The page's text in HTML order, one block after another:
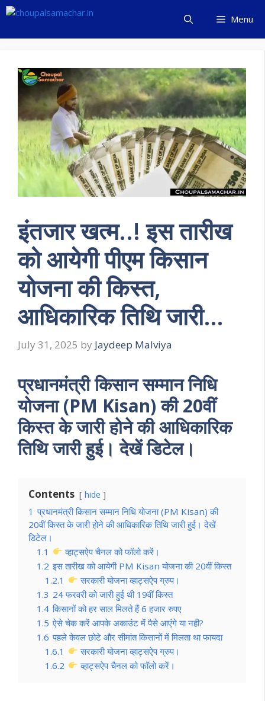
Skip
content
Menu
इंतजार खत्म..! इस तारीख
को आयेगी पीएम किसान
योजना की किस्त,
आधिकारिक तिथि जारी…
July 31, 2025 by Jaydeep Malviya
प्रधानमंत्री किसान सम्मान निधि
योजना (PM Kisan) की 20वीं
किस्त के जारी होने की आधिकारिक
तिथि जारी हुई। देखें डिटेल।
Contents hide
1 प्रधानमंत्री किसान सम्मान निधि योजना (PM Kisan) की
20वीं किस्त के जारी होने की आधिकारिक तिथि जारी हुई। देखें
डिटेल।
1.1
व्हाट्सऐप चैनल को फॉलो करें।
1.2 इस तारीख को आयेगी PM Kisan योजना की 20वीं किस्त
1.2.1
सरकारी योजना व्हाट्सऐप ग्रुप।
1.3 24 फरवरी को जारी हुई थी 19वीं किस्त
1.4 किसानों को हर साल मिलते हैं 6 हजार रुपए
1.5 ऐसे चेक करें आपके अकाउंट में पैसे आएंगे या नही?
1.6 पहले केवल छोटे और सीमांत किसानों में मिलता था फायदा
1.6.1
सरकारी योजना व्हाट्सऐप ग्रुप।
1.6.2
व्हाट्सऐप चैनल को फॉलो करें।